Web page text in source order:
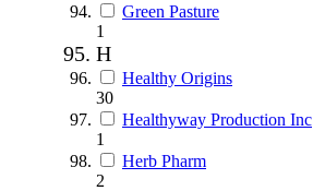
Green Pasture
1
H
Healthy Origins
30
Healthyway Production Inc
1
Herb Pharm
2